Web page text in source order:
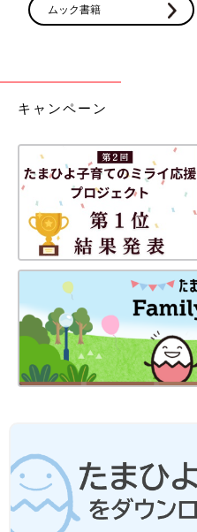
羊水検査の前にスクリーニン
“この子、生きられるの？”って
た」
その夜、まったく眠れなかっ
す。
「13トリソミーか18トリソミ
夫の不安定な様子を見て、“自
しっかりしないと！”って思い
このころから、母親としての覚
羊水検査の結果、13トリソ
2014年10月28日。文美さんは
もつ赤ちゃんのうちの2分の１
て亡くなる。4分の１の子は分
る。残り4分の1の子は誕生当
ムック書籍
キャンペーン